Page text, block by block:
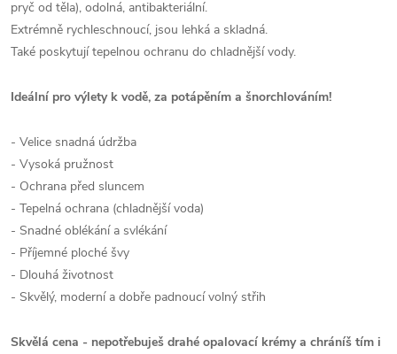
pryč od těla), odolná, antibakteriální.
Extrémně rychleschnoucí, jsou lehká a skladná.
Také poskytují tepelnou ochranu do chladnější vody.
Ideální pro výlety k vodě, za potápěním a šnorchlováním!
- Velice snadná údržba
- Vysoká pružnost
- Ochrana před sluncem
- Tepelná ochrana (chladnější voda)
- Snadné oblékání a svlékání
- Příjemné ploché švy
- Dlouhá životnost
- Skvělý, moderní a dobře padnoucí volný střih
Skvělá cena - nepotřebuješ drahé opalovací krémy a chráníš tím i